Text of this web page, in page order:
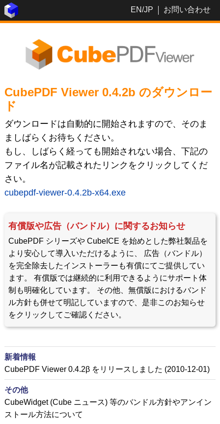
EN/JP お問い合わせ
CubePDF Viewer 0.4.2b のダウンロー
ド
ダウンロードは自動的に開始されますので、そのま
ましばらくお待ちください。
もし、しばらく経っても開始されない場合、下記の
ファイル名が記載されたリンクをクリックしてくだ
さい。
cubepdf-viewer-0.4.2b-x64.exe
有償版や広告（バンドル）に関するお知らせ
CubePDF シリーズや CubeICE を始めとした弊社製品を
より安心して導入いただけるように、 広告（バンドル）
を完全除去したインストーラーも有償にてご提供してい
ます。 有償版では継続的に利用できるようにサポート体
制も明確化しています。 その他、無償版におけるバンド
ル方針も併せて明記していますので、是非このお知らせ
をクリックしてご確認ください。
新着情報
CubePDF Viewer 0.4.2β をリリースしました (2010-12-01)
その他
CubeWidget (Cube ニュース) 等のバンドル方針やアンイン
ストール方法について